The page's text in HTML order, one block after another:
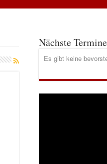
Nächste Termine
Es gibt keine